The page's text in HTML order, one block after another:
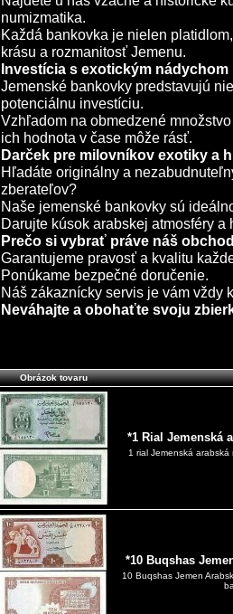
numizmatika.
Každá bankovka je nielen
krásu a rozmanitosť Jemenu.
Investícia s exotickým nádychom
Jemenské bankovky predstavujú
potenciálnu investíciu.
Vzhľadom na obmedzené
ich hodnota v čase môže rásť.
Darček pre milovníkov exotiky a
Hľadáte originálny a
zberateľov?
Naše jemenské bankovky sú
Darujte kúsok arabskej atmosféry
Prečo si vybrať práve náš
Garantujeme pravosť a kvalitu
Ponúkame bezpečné doručenie.
Náš zákaznícky servis je vám vždy
Neváhajte a obohaťte svoju
Obrázok tovaru
*1 Rial Jemenská
1 rial Jemenská
*10 Buqshas
10 Buqshas Jemen